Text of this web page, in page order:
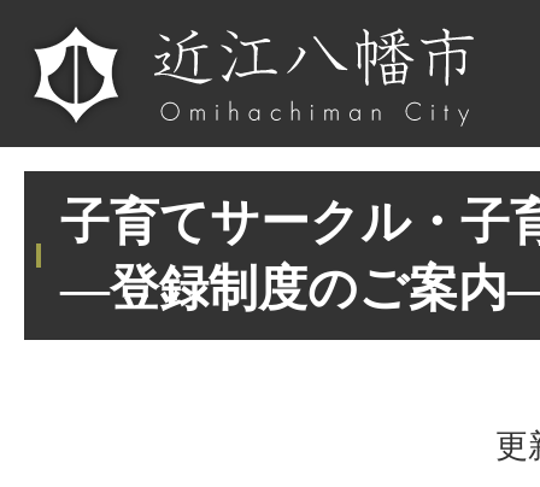
子育てサークル・子
―登録制度のご案内
更